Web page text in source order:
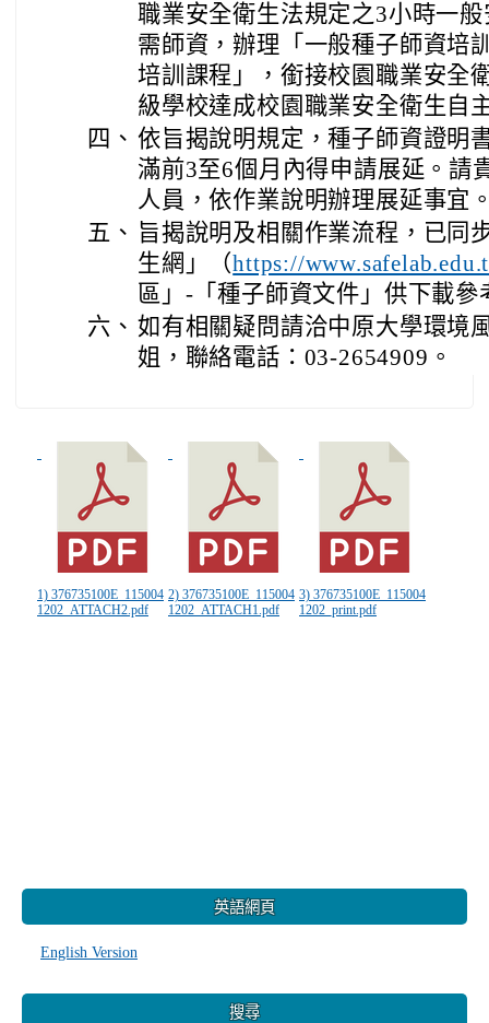
職業安全衛生法規定之3小時一
需師資，辦理「一般種子師資培
培訓課程」，銜接校園職業安全
級學校達成校園職業安全衛生自
四、 依旨揭說明規定，種子師資證明
滿前3至6個月內得申請展延。請
人員，依作業說明辦理展延事宜
五、 旨揭說明及相關作業流程，已同
生網」（https://
區」-「種子師資文件」供下載參
六、 如有相關疑問請洽中原大學環境
姐，聯絡電話：03-2654909。
1) 376735100E_115004
1202_ATTACH2.pdf
2) 376735100E_115004
1202_ATTACH1.pdf
3) 376735100E_115004
1202_print.pdf
英語網頁
English Version
搜尋